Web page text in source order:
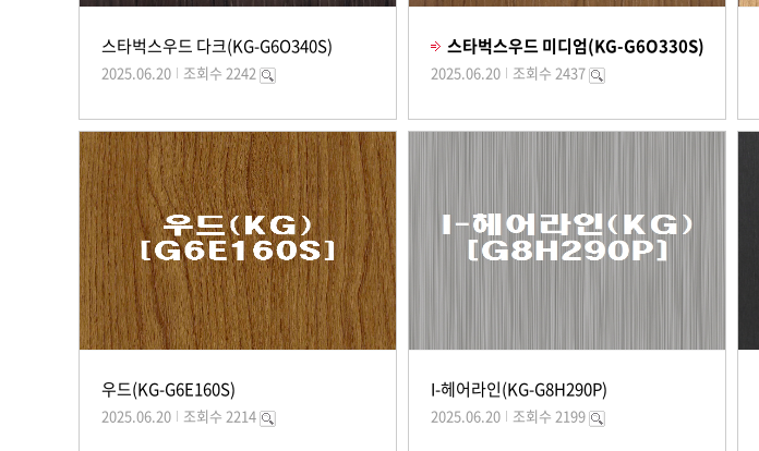
스타벅스우드 다크(KG-G6O340S)
2025.06.20 조회수 2242
스타벅스우드 미디엄(KG-G6O330S)
2025.06.20 조회수 2437
우드(KG-G6E160S)
2025.06.20 조회수 2214
I-헤어라인(KG-G8H290P)
2025.06.20 조회수 2199